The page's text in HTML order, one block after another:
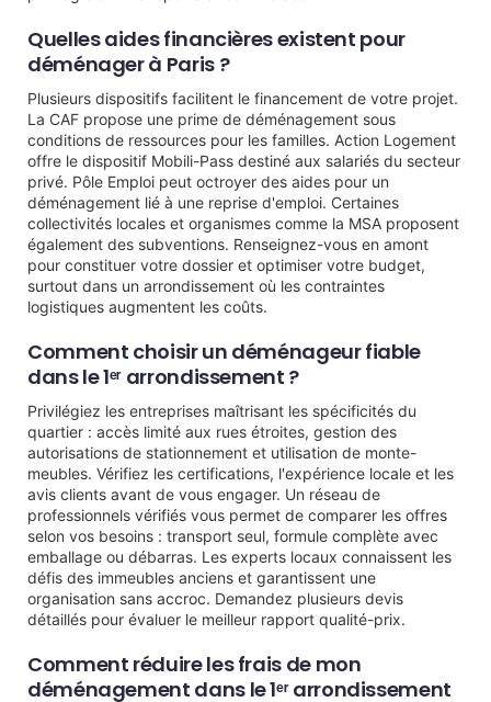
Quelles aides financières existent pour
déménager à Paris ?
Plusieurs dispositifs facilitent le financement de votre projet.
La CAF propose une prime de déménagement sous
conditions de ressources pour les familles. Action Logement
offre le dispositif Mobili-Pass destiné aux salariés du secteur
privé. Pôle Emploi peut octroyer des aides pour un
déménagement lié à une reprise d'emploi. Certaines
collectivités locales et organismes comme la MSA proposent
également des subventions. Renseignez-vous en amont
pour constituer votre dossier et optimiser votre budget,
surtout dans un arrondissement où les contraintes
logistiques augmentent les coûts.
Comment choisir un déménageur fiable
dans le 1ᵉʳ arrondissement ?
Privilégiez les entreprises maîtrisant les spécificités du
quartier : accès limité aux rues étroites, gestion des
autorisations de stationnement et utilisation de monte-
meubles. Vérifiez les certifications, l'expérience locale et les
avis clients avant de vous engager. Un réseau de
professionnels vérifiés vous permet de comparer les offres
selon vos besoins : transport seul, formule complète avec
emballage ou débarras. Les experts locaux connaissent les
défis des immeubles anciens et garantissent une
organisation sans accroc. Demandez plusieurs devis
détaillés pour évaluer le meilleur rapport qualité-prix.
Comment réduire les frais de mon
déménagement dans le 1ᵉʳ arrondissement